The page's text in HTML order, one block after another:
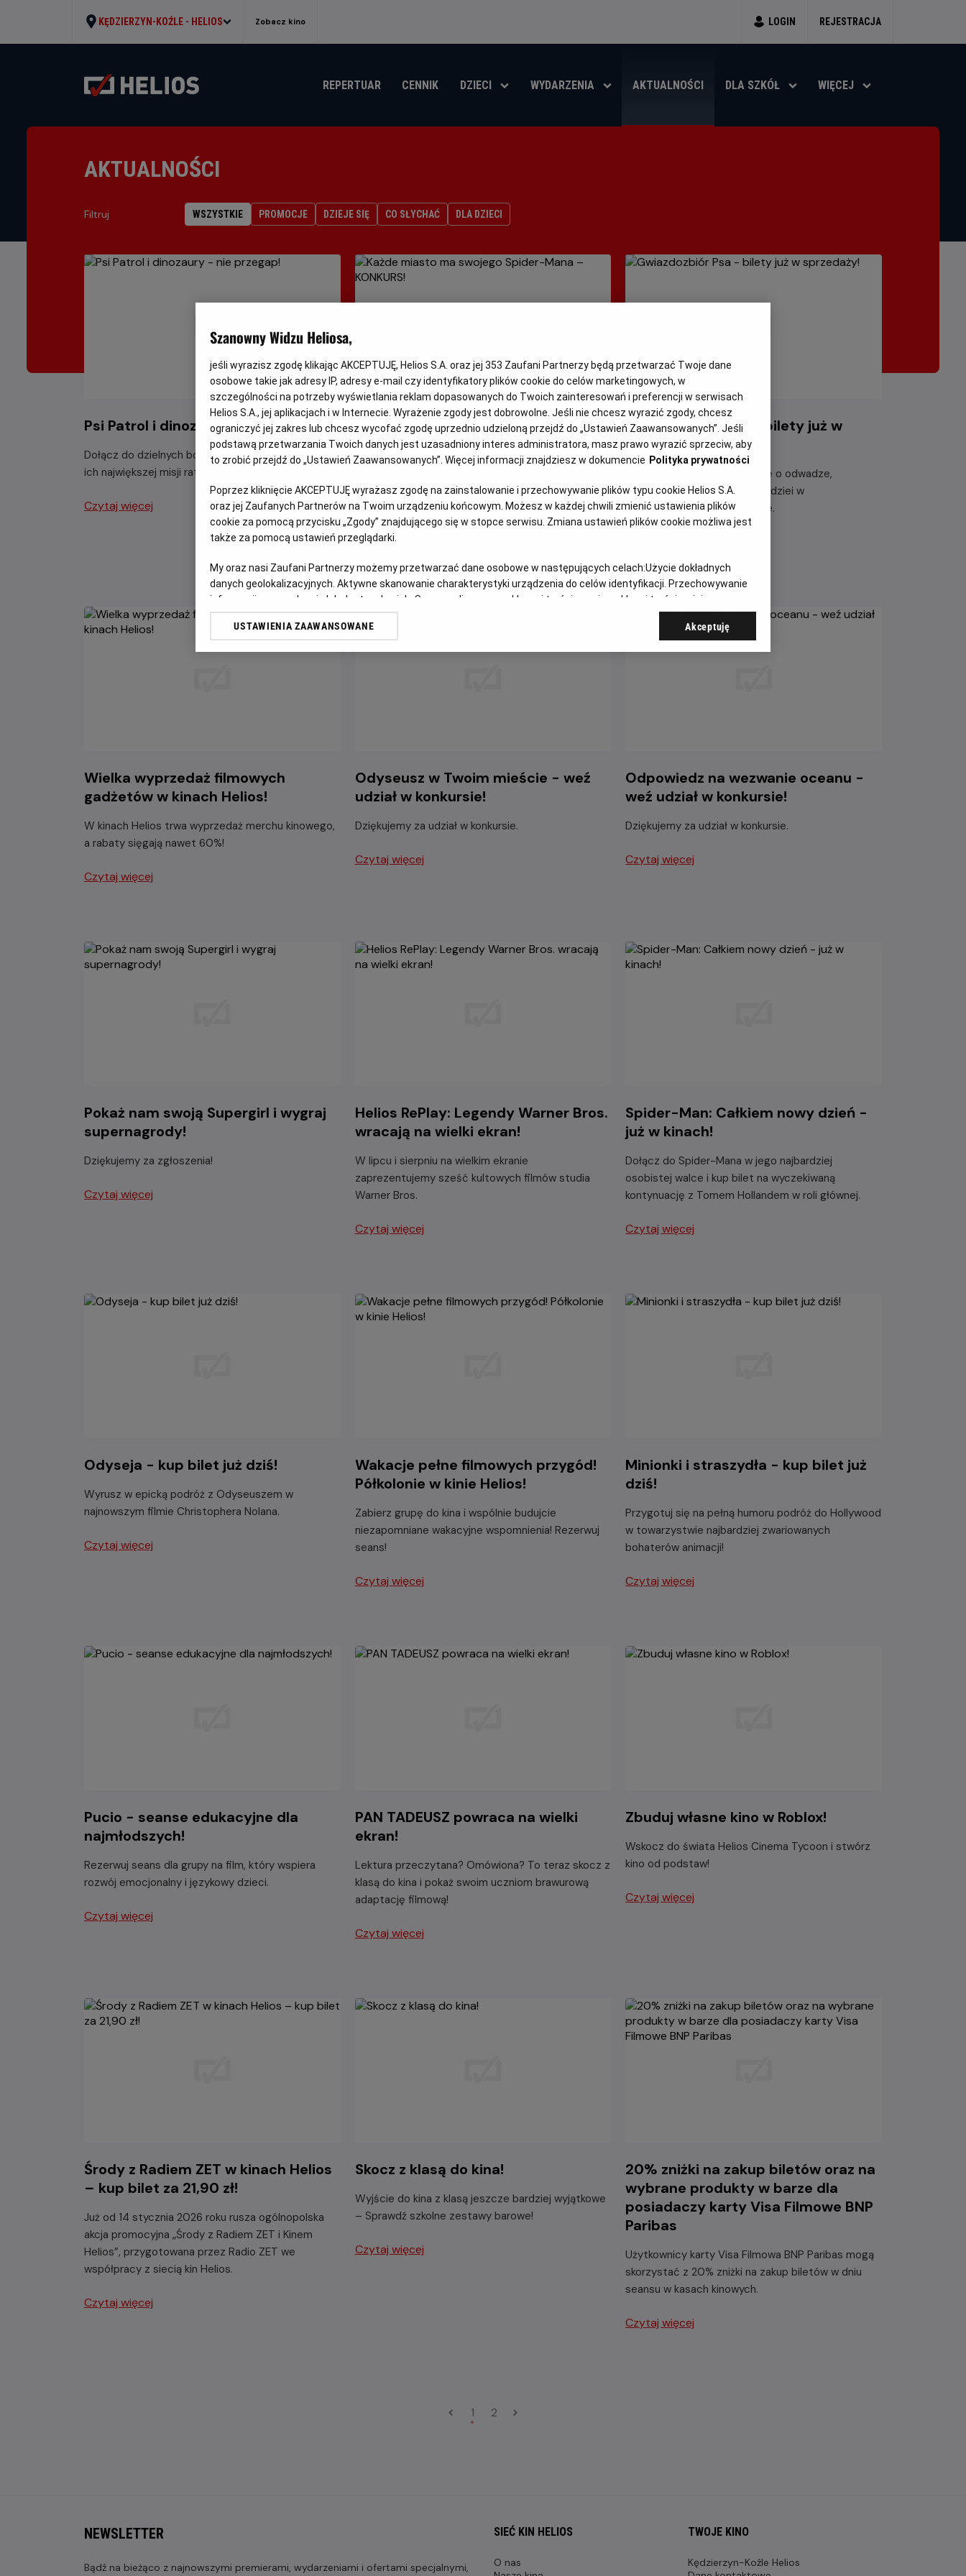
KĘDZIERZYN-KOŹLE - HELIOS Zobacz kino LOGIN REJESTRACJA
REPERTUAR CENNIK DZIECI WYDARZENIA AKTUALNOŚCI DLA SZKÓŁ WIĘCEJ
AKTUALNOŚCI
Filtruj WSZYSTKIE PROMOCJE DZIEJE SIĘ CO SŁYCHAĆ DLA DZIECI
Psi Patrol i dinozaury - nie przegap!
Dołącz do dzielnych bohaterów Psiego Patrolu w
ich największej misji ratunkowej w historii.
Czytaj więcej
Każde miasto ma swojego Spider-
Mana – KONKURS!
dzień” chcemy udowodnić, że każdy z nas może
zostać Spider-Manem w swoim otoczeniu.
Czytaj więcej
Gwiazdozbiór Psa - bilety już w
sprzedaży!
Przeżyj emocjonującą historię o odwadze,
przetrwaniu i poszukiwaniu nadziei w
postapokaliptycznym świecie.
Wielka wyprzedaż filmowych
gadżetów w kinach Helios!
W kinach Helios trwa wyprzedaż merchu kinowego,
a rabaty sięgają nawet 60%!
Czytaj więcej
Odyseusz w Twoim mieście - weź
udział w konkursie!
Dziękujemy za udział w konkursie.
Czytaj więcej
Odpowiedz na wezwanie oceanu -
weź udział w konkursie!
Dziękujemy za udział w konkursie.
Czytaj więcej
Pokaż nam swoją Supergirl i wygraj
supernagrody!
Dziękujemy za zgłoszenia!
Czytaj więcej
Helios RePlay: Legendy Warner Bros.
wracają na wielki ekran!
W lipcu i sierpniu na wielkim ekranie
zaprezentujemy sześć kultowych filmów studia
Warner Bros.
Czytaj więcej
Spider-Man: Całkiem nowy dzień -
już w kinach!
Dołącz do Spider-Mana w jego najbardziej
osobistej walce i kup bilet na wyczekiwaną
kontynuację z Tomem Hollandem w roli głównej.
Czytaj więcej
Odyseja - kup bilet już dziś!
Wyrusz w epicką podróż z Odyseuszem w
najnowszym filmie Christophera Nolana.
Czytaj więcej
Wakacje pełne filmowych przygód!
Półkolonie w kinie Helios!
Zabierz grupę do kina i wspólnie budujcie
niezapomniane wakacyjne wspomnienia! Rezerwuj
seans!
Czytaj więcej
Minionki i straszydła - kup bilet już
dziś!
Przygotuj się na pełną humoru podróż do Hollywood
w towarzystwie najbardziej zwariowanych
bohaterów animacji!
Czytaj więcej
Pucio - seanse edukacyjne dla
najmłodszych!
Rezerwuj seans dla grupy na film, który wspiera
rozwój emocjonalny i językowy dzieci.
Czytaj więcej
PAN TADEUSZ powraca na wielki
ekran!
Lektura przeczytana? Omówiona? To teraz skocz z
klasą do kina i pokaż swoim uczniom brawurową
adaptację filmową!
Czytaj więcej
Zbuduj własne kino w Roblox!
Wskocz do świata Helios Cinema Tycoon i stwórz
kino od podstaw!
Czytaj więcej
Środy z Radiem ZET w kinach Helios
– kup bilet za 21,90 zł!
Już od 14 stycznia 2026 roku rusza ogólnopolska
akcja promocyjna „Środy z Radiem ZET i Kinem
Helios”, przygotowana przez Radio ZET we
współpracy z siecią kin Helios.
Czytaj więcej
Skocz z klasą do kina!
Wyjście do kina z klasą jeszcze bardziej wyjątkowe
– Sprawdź szkolne zestawy barowe!
Czytaj więcej
20% zniżki na zakup biletów oraz na
wybrane produkty w barze dla
posiadaczy karty Visa Filmowe BNP
Paribas
Użytkownicy karty Visa Filmowa BNP Paribas mogą
skorzystać z 20% zniżki na zakup biletów w dniu
seansu w kasach kinowych.
Czytaj więcej
1 2
NEWSLETTER
Bądź na bieżąco z najnowszymi premierami, wydarzeniami i ofertami specjalnymi,
SIEĆ KIN HELIOS
O nas
TWOJE KINO
Kędzierzyn-Koźle Helios
Szanowny Widzu Heliosa,
jeśli wyrazisz zgodę klikając AKCEPTUJĘ, Helios S.A. oraz jej 353 Zaufani Partnerzy będą przetwarzać Twoje dane
osobowe takie jak adresy IP, adresy e-mail czy identyfikatory plików cookie do celów marketingowych, w
szczególności na potrzeby wyświetlania reklam dopasowanych do Twoich zainteresowań i preferencji w serwisach
Helios S.A., jej aplikacjach i w Internecie. Wyrażenie zgody jest dobrowolne. Jeśli nie chcesz wyrazić zgody, chcesz
ograniczyć jej zakres lub chcesz wycofać zgodę uprzednio udzieloną przejdź do „Ustawień Zaawansowanych”. Jeśli
podstawą przetwarzania Twoich danych jest uzasadniony interes administratora, masz prawo wyrazić sprzeciw, aby
to zrobić przejdź do „Ustawień Zaawansowanych”. Więcej informacji znajdziesz w dokumencie Polityka prywatności
Poprzez kliknięcie AKCEPTUJĘ wyrażasz zgodę na zainstalowanie i przechowywanie plików typu cookie Helios S.A.
oraz jej Zaufanych Partnerów na Twoim urządzeniu końcowym. Możesz w każdej chwili zmienić ustawienia plików
cookie za pomocą przycisku „Zgody” znajdującego się w stopce serwisu. Zmiana ustawień plików cookie możliwa jest
także za pomocą ustawień przeglądarki.
My oraz nasi Zaufani Partnerzy możemy przetwarzać dane osobowe w następujących celach:Użycie dokładnych
danych geolokalizacyjnych. Aktywne skanowanie charakterystyki urządzenia do celów identyfikacji. Przechowywanie
informacji na urządzeniu lub dostęp do nich. Spersonalizowane reklamy i treści, pomiar reklam i treści, opinie
odbiorców i ulepszanie usług.
USTAWIENIA ZAAWANSOWANE Akceptuję